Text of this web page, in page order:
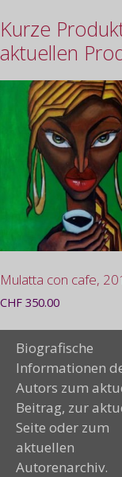
Kurze
aktuellen
Mulatta con cafe,
CHF 350.00
Biografische
Informationen
Autors zum
Beitrag, zur
Seite oder zum
aktuellen
Autorenarchiv.